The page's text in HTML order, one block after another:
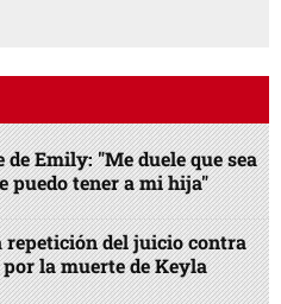
de Emily: "Me duele que sea
puedo tener a mi hija"
repetición del juicio contra
la muerte de Keyla